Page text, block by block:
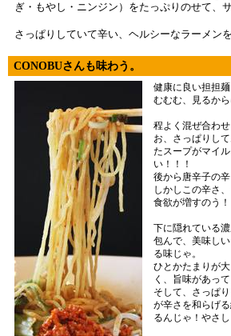
ぎ・もやし・ニンジン）をたっぷりのせて、
さっぱりしていて辛い、ヘルシーなラーメン
CONOBUさんも味わう。
健康に良い担担
むむむ、見るか
程よく混ぜ合わせ
お、さっぱりし
たスープがマイ
い！！！
後から唐辛子の
しかしこの辛さ
食欲が増すのう！
下に隠れている
包んで、美味し
る味じゃ。
ひとかたまりが
く、旨味があっ
そして、さっぱ
が辛さを和らげ
るんじゃ！やさ